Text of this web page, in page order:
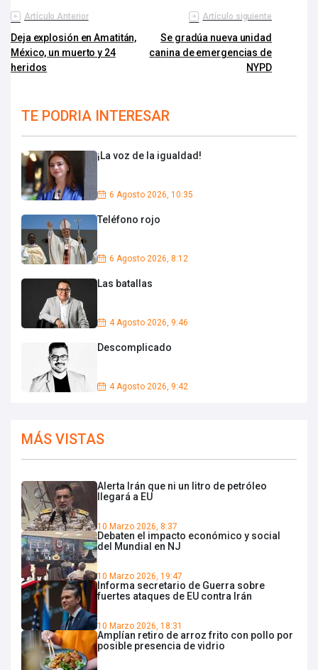
Artículo Anterior
Deja explosión en Amatitán,
México, un muerto y 24
heridos
Artículo siguiente
Se gradúa nueva unidad
canina de emergencias de
NYPD
TE PODRIA INTERESAR
¡La voz de la igualdad!
6 Agosto 2026, 10:35
Teléfono rojo
6 Agosto 2026, 8:12
Las batallas
4 Agosto 2026, 9:46
Descomplicado
4 Agosto 2026, 9:42
MÁS VISTAS
Alerta Irán que ni un litro de petróleo
llegará a EU
10 Marzo 2026, 8:37
Debaten el impacto económico y social
del Mundial en NJ
10 Marzo 2026, 19:47
Informa secretario de Guerra sobre
fuertes ataques de EU contra Irán
10 Marzo 2026, 18:31
Amplían retiro de arroz frito con pollo por
posible presencia de vidrio